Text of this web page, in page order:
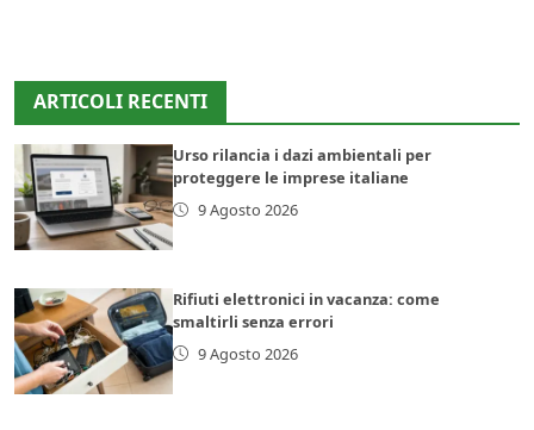
ARTICOLI RECENTI
Urso rilancia i dazi ambientali per
proteggere le imprese italiane
9 Agosto 2026
Rifiuti elettronici in vacanza: come
smaltirli senza errori
9 Agosto 2026